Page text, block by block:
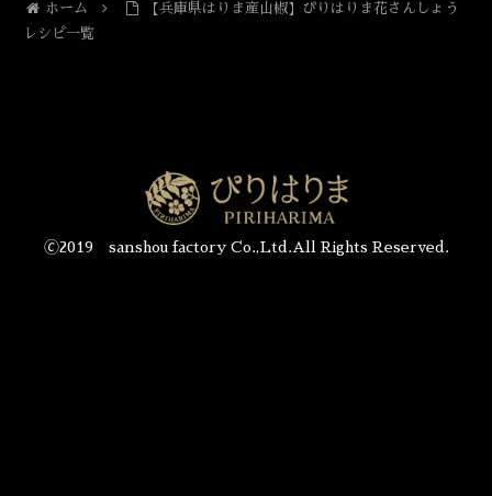
ホーム
【兵庫県はりま産山椒】ぴりはりま花さんしょう
レシピ一覧
🄫2019 sanshou factory Co.,Ltd.All Rights Reserved.